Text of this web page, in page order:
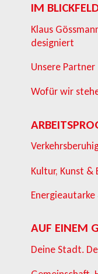
IM
Klaus
designiert
Unsere Partner
Wofür wir
Kultur, Kunst &
AUF EINEM
Deine Stadt.